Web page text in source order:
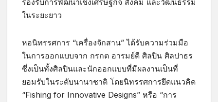
ในระยะยาว
หอนิทรรศการ “เครื่องจักสาน” ได้รับความร่วมมือ
ในการออกแบบจาก กรกต อารมย์ดี ศิลปิน ศิลปาธร
ซึ่งเป็นทั้งศิลปินและนักออกแบบที่มีผลงานเป็นที่
ยอมรับในระดับนานาชาติ โดยนิทรรศการยึดแนวคิด
“Fishing for Innovative Designs” หรือ “การ